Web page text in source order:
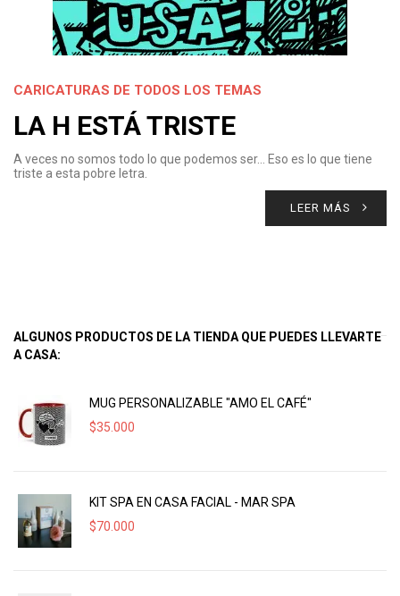
CARICATURAS DE TODOS LOS TEMAS
LA H ESTÁ TRISTE
A veces no somos todo lo que podemos ser… Eso es lo que tiene
triste a esta pobre letra.
LEER MÁS
ALGUNOS PRODUCTOS DE LA TIENDA QUE PUEDES LLEVARTE
A CASA:
MUG PERSONALIZABLE "AMO EL CAFÉ"
$35.000
KIT SPA EN CASA FACIAL - MAR SPA
$70.000